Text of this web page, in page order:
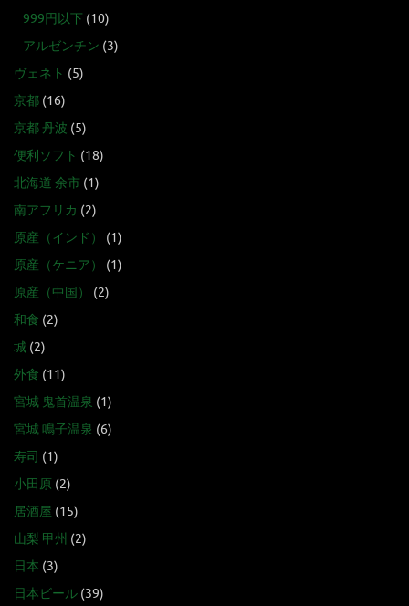
999円以下 (10)
アルゼンチン (3)
ヴェネト (5)
京都 (16)
京都 丹波 (5)
便利ソフト (18)
北海道 余市 (1)
南アフリカ (2)
原産（インド）
(1)
原産（ケニア）
(1)
原産（中国）
(2)
和食 (2)
城 (2)
外食 (11)
宮城 鬼首温泉 (1)
宮城 鳴子温泉 (6)
寿司 (1)
小田原 (2)
居酒屋 (15)
山梨 甲州 (2)
日本 (3)
日本ビール (39)